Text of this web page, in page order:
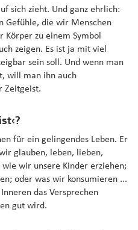
sich zieht. Und ganz ehrlich:
Gefühle, die wir Menschen
Körper zu einem Symbol
zeigen. Es ist ja mit viel
sein soll. Und wenn man
will man ihn auch
Zeitgeist.
für ein gelingendes Leben. Er
glauben, leben, lieben,
wir unsere Kinder erziehen;
oder was wir konsumieren ...
das Versprechen
gut wird.